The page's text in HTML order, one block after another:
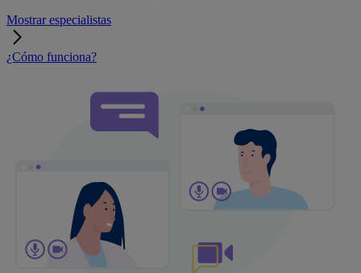
Mostrar especialistas
¿Cómo funciona?